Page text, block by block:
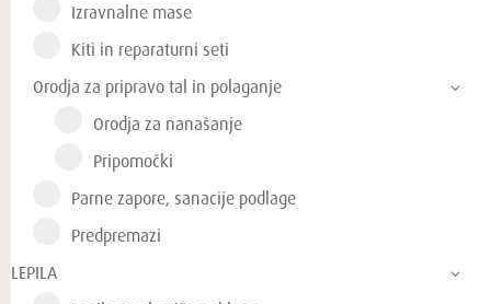
Izravnalne mase
Kiti in reparaturni seti
Orodja za pripravo tal in polaganje
Orodja za nanašanje
Pripomočki
Parne zapore, sanacije podlage
Predpremazi
LEPILA